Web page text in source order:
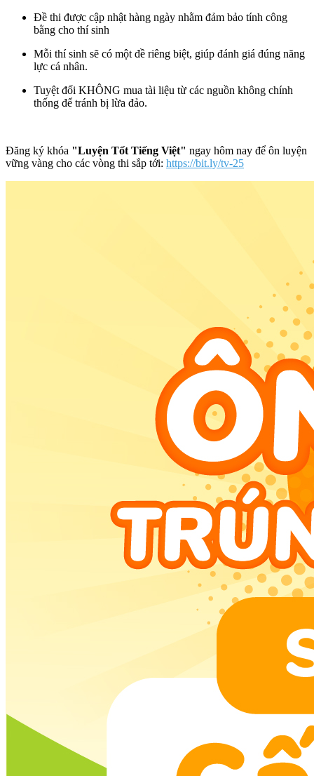
Đề thi được cập nhật hàng ngày nhằm đảm bảo tính công
bằng cho thí sinh
Mỗi thí sinh sẽ có một đề riêng biệt, giúp đánh giá đúng năng
lực cá nhân.
Tuyệt đối KHÔNG mua tài liệu từ các nguồn không chính
thống để tránh bị lừa đảo.
Đăng ký khóa "Luyện Tốt Tiếng Việt" ngay hôm nay để ôn luyện
vững vàng cho các vòng thi sắp tới: https://bit.ly/tv-25